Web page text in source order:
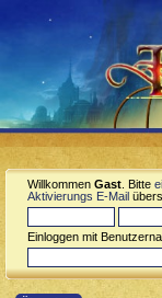
Willkommen Gast . Bitte
Aktivierungs E-Mail
Einloggen mit